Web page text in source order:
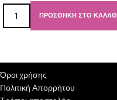
ΠΡΟΣΘΉΚΗ ΣΤΟ ΚΑΛΆΘΙ
Όροι χρήσης
Πολιτική Απορρήτου